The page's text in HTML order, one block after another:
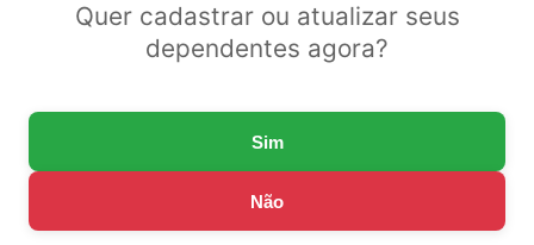
Quer cadastrar ou atualizar seus
dependentes agora?
Sim
Não